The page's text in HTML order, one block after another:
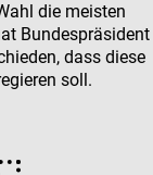
die meisten
Bundespräsident
dass diese
soll.